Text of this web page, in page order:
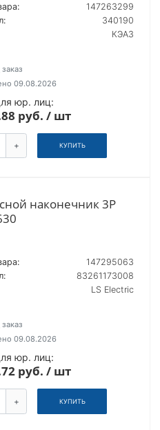
147263299
340190
КЭАЗ
09.08.2026
юр. лиц:
руб. / шт
+ КУПИТЬ
наконечник 3P
147295063
83261173008
LS Electric
09.08.2026
юр. лиц:
руб. / шт
+ КУПИТЬ